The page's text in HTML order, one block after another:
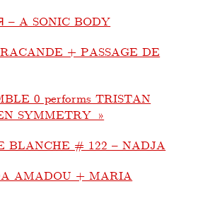
– A SONIC BODY
+ PASSAGE DE
0 performs TRISTAN
SYMMETRY »
BLANCHE # 122 – NADJA
AMADOU + MARIA